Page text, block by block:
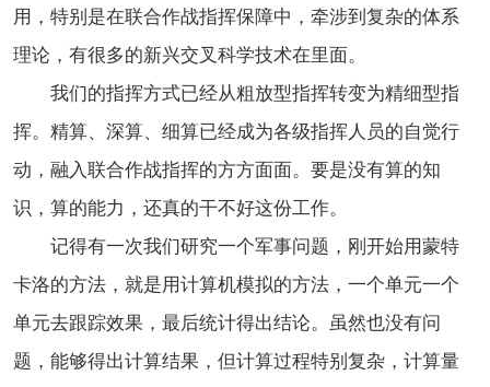
用，特别是在联合作战指挥保障中，牵涉到复杂的体系
理论，有很多的新兴交叉科学技术在里面。
我们的指挥方式已经从粗放型指挥转变为精细型指
挥。精算、深算、细算已经成为各级指挥人员的自觉行
动，融入联合作战指挥的方方面面。要是没有算的知
识，算的能力，还真的干不好这份工作。
记得有一次我们研究一个军事问题，刚开始用蒙特
卡洛的方法，就是用计算机模拟的方法，一个单元一个
单元去跟踪效果，最后统计得出结论。虽然也没有问
题，能够得出计算结果，但计算过程特别复杂，计算量